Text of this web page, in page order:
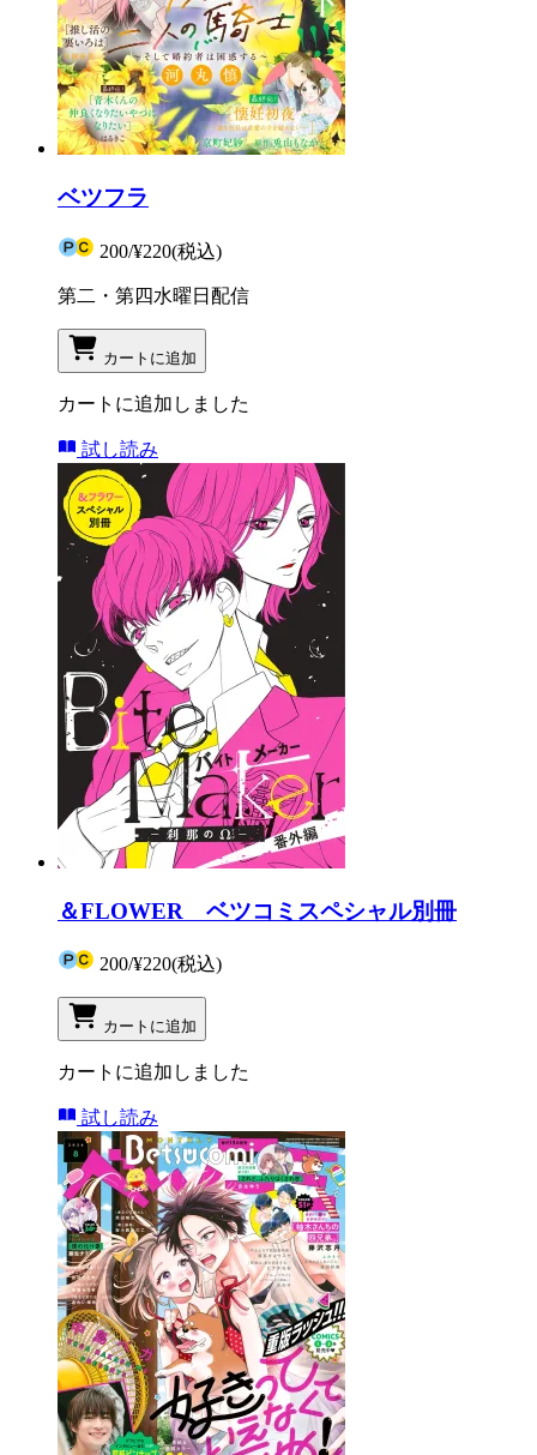
ベツフラ
200/¥220(税込)
第二・第四水曜日配信
カートに追加
カートに追加しました
試し読み
＆FLOWER ベツコミスペシャル別冊
200/¥220(税込)
カートに追加
カートに追加しました
試し読み